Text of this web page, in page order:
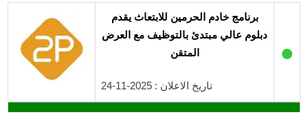
●
برنامج خادم الحرمين للابتعاث يقدم
دبلوم عالي مبتدئ بالتوظيف مع العرض
المتقن
تاريخ الاعلان : 2025-11-24